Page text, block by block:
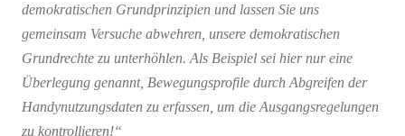
demokratischen Grundprinzipien und lassen Sie uns
gemeinsam Versuche abwehren, unsere demokratischen
Grundrechte zu unterhöhlen. Als Beispiel sei hier nur eine
Überlegung genannt, Bewegungsprofile durch Abgreifen der
Handynutzungsdaten zu erfassen, um die Ausgangsregelungen
zu kontrollieren!“